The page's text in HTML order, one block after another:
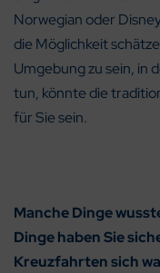
Norwegian oder
die Möglichkeit
Umgebung zu sein, in
tun, könnte die
für Sie sein.
Manche Dinge
Dinge haben Sie
Kreuzfahrten sich